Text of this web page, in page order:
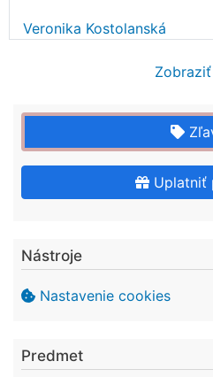
Veronika Kostolanská
Uplatniť
Nástroje
Nastavenie cookies
Predmet